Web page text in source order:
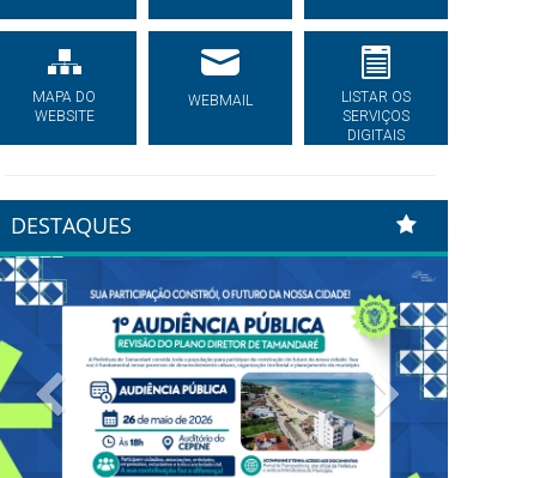
MAPA DO
WEBSITE
WEBMAIL
LISTAR OS
SERVIÇOS
DIGITAIS
DESTAQUES
Previous Next